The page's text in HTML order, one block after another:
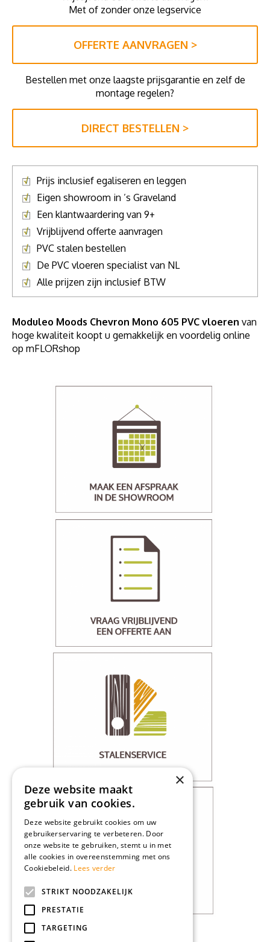
Met of zonder onze legservice
OFFERTE AANVRAGEN >
Bestellen met onze laagste prijsgarantie en zelf de
montage regelen?
DIRECT BESTELLEN >
Prijs inclusief egaliseren en leggen
Eigen showroom in ’s Graveland
Een klantwaardering van 9+
Vrijblijvend offerte aanvragen
PVC stalen bestellen
De PVC vloeren specialist van NL
Alle prijzen zijn inclusief BTW
Moduleo Moods Chevron Mono 605 PVC vloeren van
hoge kwaliteit koopt u gemakkelijk en voordelig online
op mFLORshop
×
Deze website maakt
gebruik van cookies.
Deze website gebruikt cookies om uw
gebruikerservaring te verbeteren. Door
onze website te gebruiken, stemt u in met
alle cookies in overeenstemming met ons
Cookiebeleid. Lees verder
STRIKT NOODZAKELIJK
PRESTATIE
TARGETING